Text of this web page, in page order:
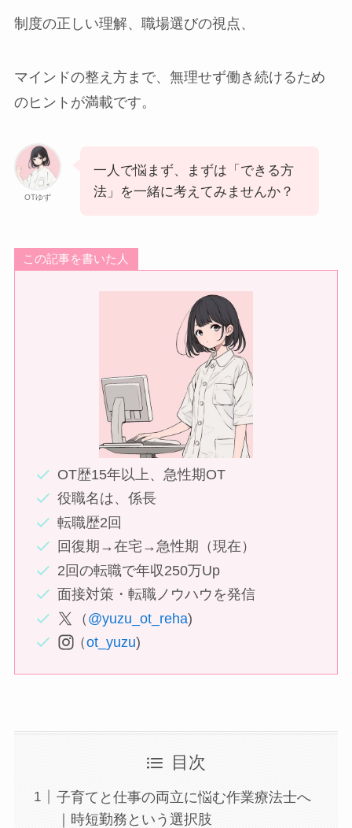
制度の正しい理解、職場選びの視点、
マインドの整え方まで、無理せず働き続けるため
のヒントが満載です。
OTゆず
一人で悩まず、まずは「できる方
法」を一緒に考えてみませんか？
この記事を書いた人
OT歴15年以上、急性期OT
役職名は、係長
転職歴2回
回復期→在宅→急性期（現在）
2回の転職で年収250万Up
面接対策・転職ノウハウを発信
（ @yuzu_ot_reha)
（ot_yuzu)
目次
子育てと仕事の両立に悩む作業療法士へ
｜時短勤務という選択肢